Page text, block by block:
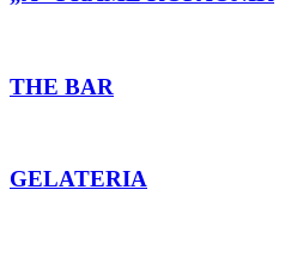
THE BAR
GELATERIA